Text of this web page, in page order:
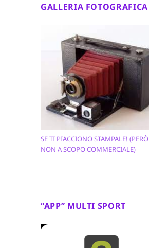
GALLERIA FOTOGRAFICA
SE TI PIACCIONO STAMPALE! (PERÒ
NON A SCOPO COMMERCIALE)
“APP” MULTI SPORT